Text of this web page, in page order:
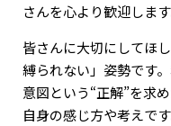
さんを心より歓迎します
皆さんに大切にしてほ
縛られない」姿勢です
意図という“正解”を求
自身の感じ方や考えで